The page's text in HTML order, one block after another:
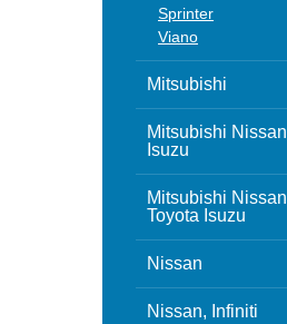
Sprinter
Viano
Mitsubishi
Mitsubishi Nissan
Isuzu
Mitsubishi Nissan
Toyota Isuzu
Nissan
Nissan, Infiniti